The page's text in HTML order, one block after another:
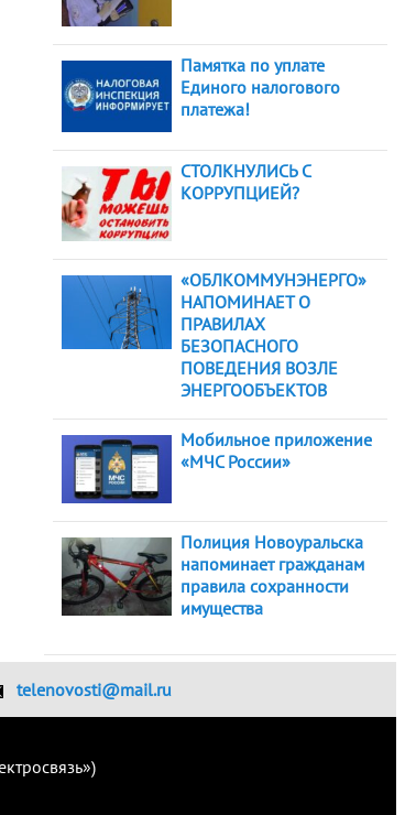
Памятка по уплате
Единого налогового
платежа!
СТОЛКНУЛИСЬ С
КОРРУПЦИЕЙ?
«ОБЛКОММУНЭНЕРГО»
НАПОМИНАЕТ О
ПРАВИЛАХ
БЕЗОПАСНОГО
ПОВЕДЕНИЯ ВОЗЛЕ
ЭНЕРГООБЪЕКТОВ
Мобильное приложение
«МЧС России»
Полиция Новоуральска
напоминает гражданам
правила сохранности
имущества
telenovosti@mail.ru